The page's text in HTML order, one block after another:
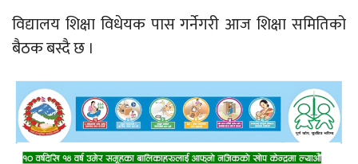
विद्यालय शिक्षा विधेयक पास गर्नेगरी आज शिक्षा समितिको
बैठक बस्दै छ ।